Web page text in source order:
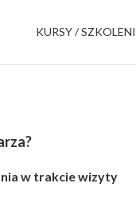
KURSY /
w trakcie wizyty